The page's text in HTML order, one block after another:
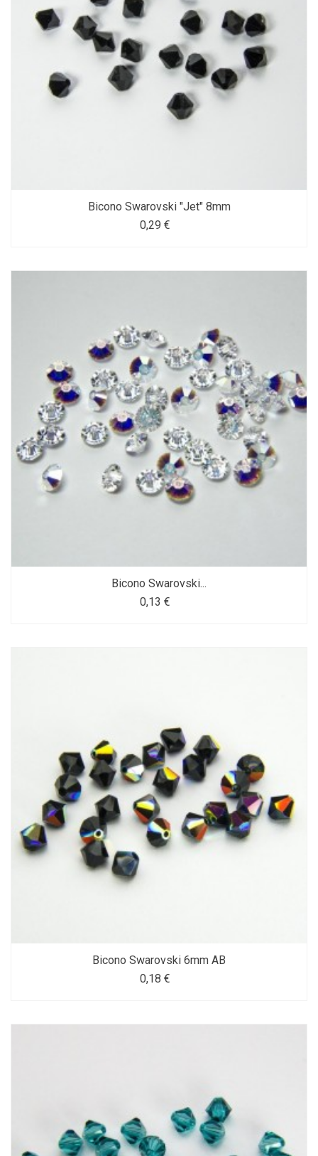
Bicono Swarovski "Jet" 8mm
0,29 €
Bicono Swarovski...
0,13 €
Bicono Swarovski 6mm AB
0,18 €